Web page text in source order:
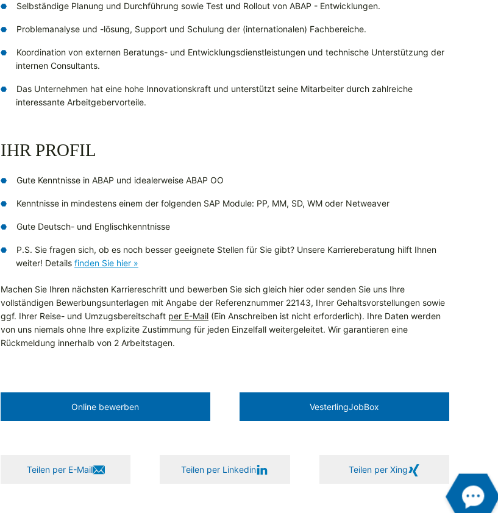
Selbständige Planung und Durchführung sowie Test und Rollout von ABAP - Entwicklungen.
Problemanalyse und -lösung, Support und Schulung der (internationalen) Fachbereiche.
Koordination von externen Beratungs- und Entwicklungsdienstleistungen und technische Unterstützung der
internen Consultants.
Das Unternehmen hat eine hohe Innovationskraft und unterstützt seine Mitarbeiter durch zahlreiche
interessante Arbeitgebervorteile.
IHR PROFIL
Gute Kenntnisse in ABAP und idealerweise ABAP OO
Kenntnisse in mindestens einem der folgenden SAP Module: PP, MM, SD, WM oder Netweaver
Gute Deutsch- und Englischkenntnisse
P.S. Sie fragen sich, ob es noch besser geeignete Stellen für Sie gibt? Unsere Karriereberatung hilft Ihnen
weiter! Details finden Sie hier »
Machen Sie Ihren nächsten Karriereschritt und bewerben Sie sich gleich hier oder senden Sie uns Ihre
vollständigen Bewerbungsunterlagen mit Angabe der Referenznummer 22143, Ihrer Gehaltsvorstellungen sowie
ggf. Ihrer Reise- und Umzugsbereitschaft per E-Mail (Ein Anschreiben ist nicht erforderlich). Ihre Daten werden
von uns niemals ohne Ihre explizite Zustimmung für jeden Einzelfall weitergeleitet. Wir garantieren eine
Rückmeldung innerhalb von 2 Arbeitstagen.
Online bewerben Vesterling­JobBox
Teilen per E-Mail Teilen per Linkedin Teilen per Xing